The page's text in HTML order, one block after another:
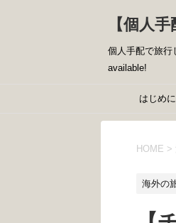
【個人
個人手配で旅行
available!
はじめに
HOME >
海外の